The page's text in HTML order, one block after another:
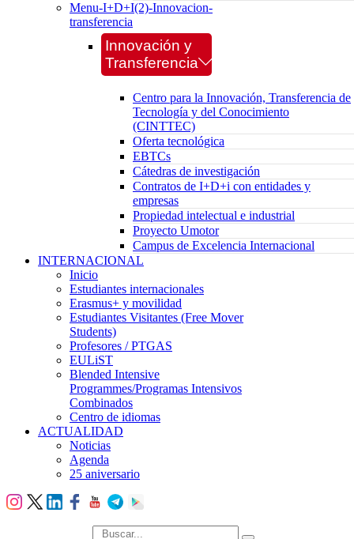
Menu-I+D+I(2)-Innovacion-
transferencia
Innovación y
Transferencia
Centro para la Innovación, Transferencia de
Tecnología y del Conocimiento
(CINTTEC)
Oferta tecnológica
EBTCs
Cátedras de investigación
Contratos de I+D+i con entidades y
empresas
Propiedad intelectual e industrial
Proyecto Umotor
Campus de Excelencia Internacional
INTERNACIONAL
Inicio
Estudiantes internacionales
Erasmus+ y movilidad
Estudiantes Visitantes (Free Mover
Students)
Profesores / PTGAS
EULiST
Blended Intensive
Programmes/Programas Intensivos
Combinados
Centro de idiomas
ACTUALIDAD
Noticias
Agenda
25 aniversario
búsqueda